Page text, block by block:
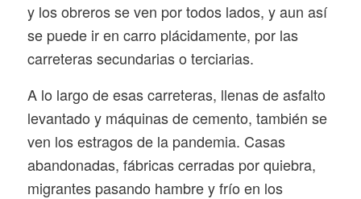
y los obreros se ven por todos lados, y aun así
se puede ir en carro plácidamente, por las
carreteras secundarias o terciarias.
A lo largo de esas carreteras, llenas de asfalto
levantado y máquinas de cemento, también se
ven los estragos de la pandemia. Casas
abandonadas, fábricas cerradas por quiebra,
migrantes pasando hambre y frío en los